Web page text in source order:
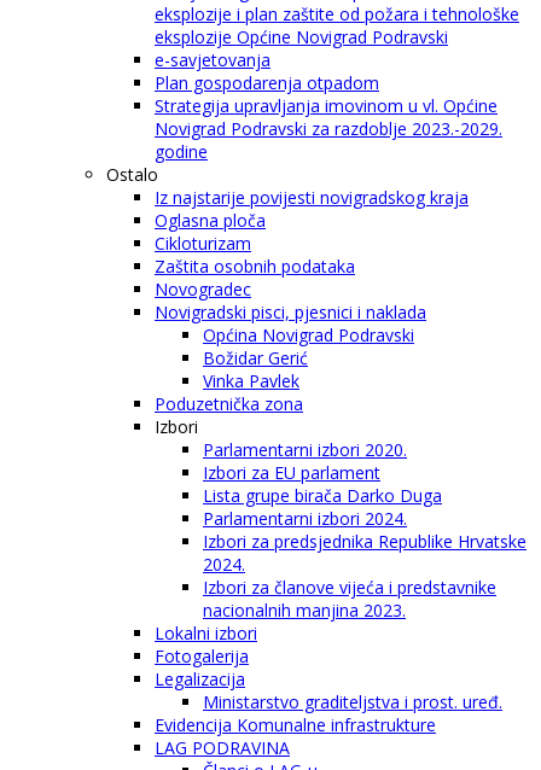
eksplozije i plan zaštite od požara i tehnološke
eksplozije Općine Novigrad Podravski
e-savjetovanja
Plan gospodarenja otpadom
Strategija upravljanja imovinom u vl. Općine
Novigrad Podravski za razdoblje 2023.-2029.
godine
Ostalo
Iz najstarije povijesti novigradskog kraja
Oglasna ploča
Cikloturizam
Zaštita osobnih podataka
Novogradec
Novigradski pisci, pjesnici i naklada
Općina Novigrad Podravski
Božidar Gerić
Vinka Pavlek
Poduzetnička zona
Izbori
Parlamentarni izbori 2020.
Izbori za EU parlament
Lista grupe birača Darko Duga
Parlamentarni izbori 2024.
Izbori za predsjednika Republike Hrvatske
2024.
Izbori za članove vijeća i predstavnike
nacionalnih manjina 2023.
Lokalni izbori
Fotogalerija
Legalizacija
Ministarstvo graditeljstva i prost. uređ.
Evidencija Komunalne infrastrukture
LAG PODRAVINA